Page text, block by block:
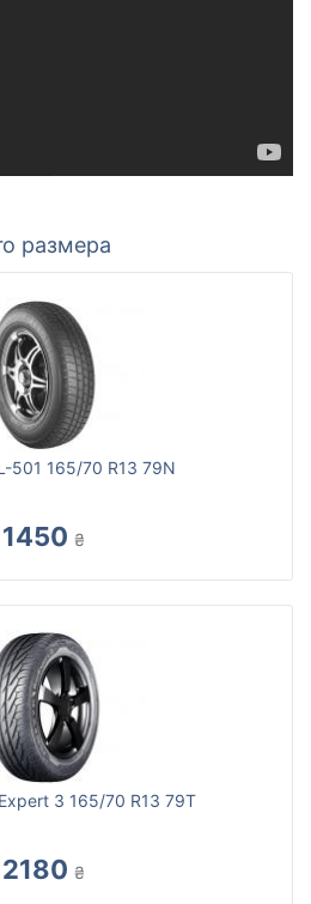
размера
501 165/70 R13 79N
1450 ₴
3 165/70 R13 79T
2180 ₴